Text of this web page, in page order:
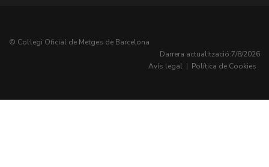
© Col·legi Oficial de Metges de Barcelona
Darrera actualització:7/8/2026
Avís legal | Política de Cookies